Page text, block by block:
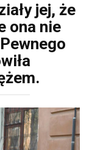
jej, że
ona nie